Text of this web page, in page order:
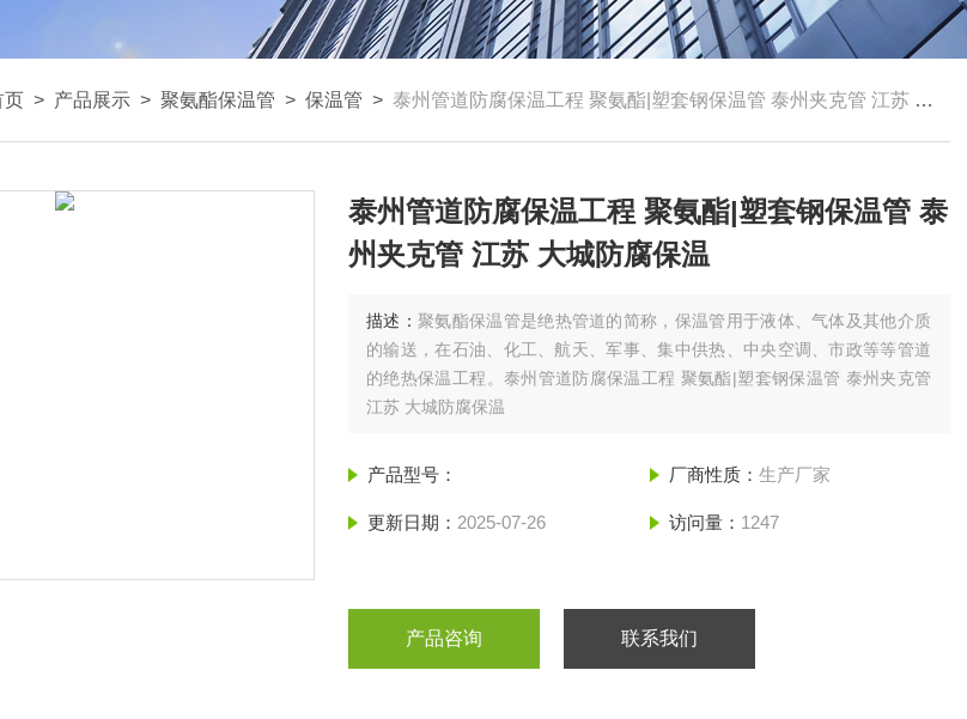
页 > 产品展示 > 聚氨酯保温管 > 保温管 > 泰州管道防腐保温工程 聚氨酯|塑套钢保温管 泰州夹克管 江苏 大城防腐保温
泰州管道防腐保温工程 聚氨酯|塑套钢保温管 泰
州夹克管 江苏 大城防腐保温
描述：聚氨酯保温管是绝热管道的简称，保温管用于液体、气体及其他介质
的输送，在石油、化工、航天、军事、集中供热、中央空调、市政等等管道
的绝热保温工程。泰州管道防腐保温工程 聚氨酯|塑套钢保温管 泰州夹克管
江苏 大城防腐保温
产品型号： 厂商性质： 生产厂家
更新日期： 2025-07-26 访问量： 1247
产品咨询 联系我们